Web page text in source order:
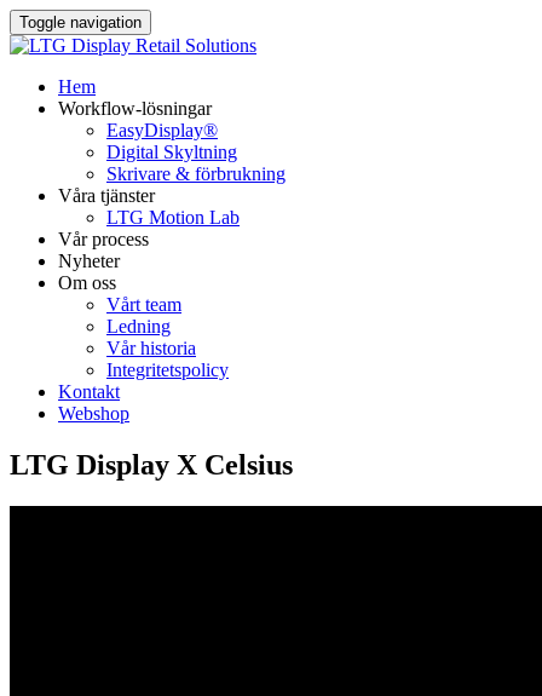
Toggle navigation
Hem
Workflow-lösningar
EasyDisplay®​
Digital Skyltning
Skrivare & förbrukning
Våra tjänster
LTG Motion Lab
Vår process
Nyheter
Om oss
Vårt team
Ledning
Vår historia
Integritetspolicy
Kontakt
Webshop
LTG Display X Celsius